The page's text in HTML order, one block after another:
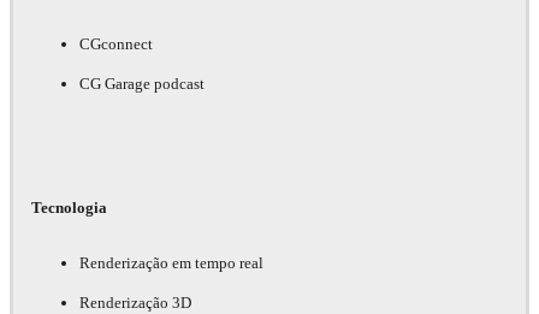
CGconnect
CG Garage podcast
Tecnologia
Renderização em tempo real
Renderização 3D